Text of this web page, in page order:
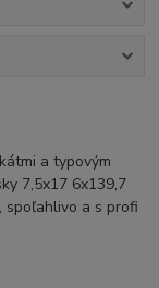
a typovým
7,5x17 6x139,7
spoľahlivo a s profi